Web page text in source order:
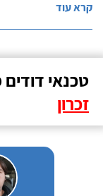
קרא עוד
טכנאי
זכרון